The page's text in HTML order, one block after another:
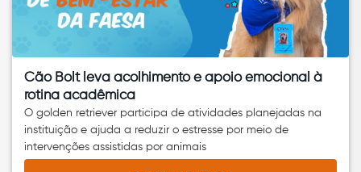
Cão Bolt leva acolhimento e apoio emocional à
rotina acadêmica
O golden retriever participa de atividades planejadas na
instituição e ajuda a reduzir o estresse por meio de
intervenções assistidas por animais